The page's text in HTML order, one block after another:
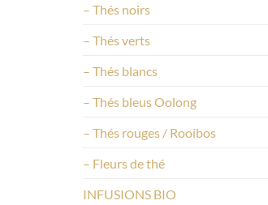
– Thés noirs
– Thés verts
– Thés blancs
– Thés bleus Oolong
– Thés rouges / Rooibos
– Fleurs de thé
INFUSIONS BIO